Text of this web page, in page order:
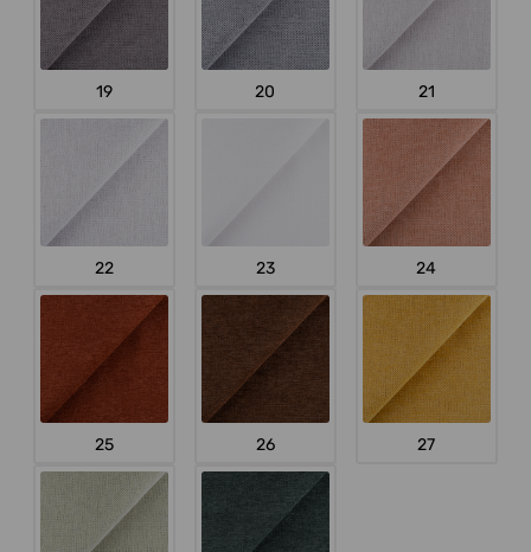
19 20 21
22 23 24
25 26 27